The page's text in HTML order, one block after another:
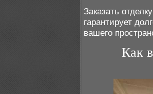
Заказать
гарантирует
вашего
Как